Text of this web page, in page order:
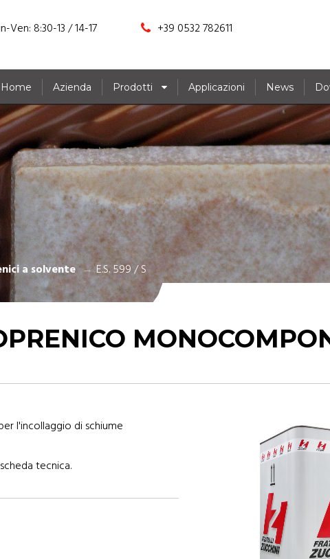
Ven: 8:30-13 / 14-17 +39 0532 782611
Home Azienda Prodotti Applicazioni News
a solvente E.S. 599 / S
l'incollaggio di schiume
tecnica.